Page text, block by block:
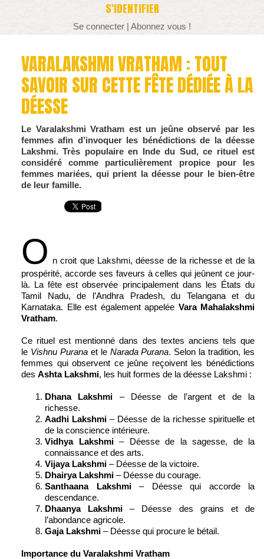
S'IDENTIFIER
Se connecter | Abonnez vous !
VARALAKSHMI VRATHAM : TOUT
SAVOIR SUR CETTE FÊTE DÉDIÉE À LA
DÉESSE
Le Varalakshmi Vratham est un jeûne observé par les
femmes afin d’invoquer les bénédictions de la déesse
Lakshmi. Très populaire en Inde du Sud, ce rituel est
considéré comme particulièrement propice pour les
femmes mariées, qui prient la déesse pour le bien-être
de leur famille.
O n croit que Lakshmi, déesse de la richesse et de la
prospérité, accorde ses faveurs à celles qui jeûnent ce jour-
là. La fête est observée principalement dans les États du
Tamil Nadu, de l’Andhra Pradesh, du Telangana et du
Karnataka. Elle est également appelée Vara Mahalakshmi
Vratham.
Ce rituel est mentionné dans des textes anciens tels que
le Vishnu Puranaet le Narada Purana. Selon la tradition, les
femmes qui observent ce jeûne reçoivent les bénédictions
des Ashta Lakshmi, les huit formes de la déesse Lakshmi :
Dhana Lakshmi – Déesse de l’argent et de la
richesse.
Aadhi Lakshmi – Déesse de la richesse spirituelle et
de la conscience intérieure.
Vidhya Lakshmi– Déesse de la sagesse, de la
connaissance et des arts.
Vijaya Lakshmi – Déesse de la victoire.
Dhairya Lakshmi – Déesse du courage.
Santhaana Lakshmi– Déesse qui accorde la
descendance.
Dhaanya Lakshmi – Déesse des grains et de
l’abondance agricole.
Gaja Lakshmi – Déesse qui procure le bétail.
Importance du Varalakshmi Vratham